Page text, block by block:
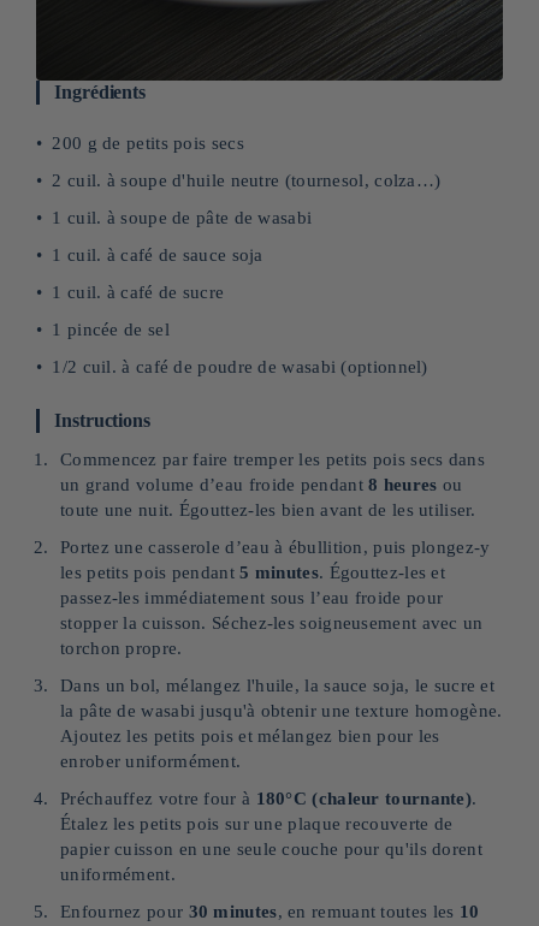
Ingrédients
200 g de petits pois secs
2 cuil. à soupe d'huile neutre (tournesol, colza…)
1 cuil. à soupe de pâte de wasabi
1 cuil. à café de sauce soja
1 cuil. à café de sucre
1 pincée de sel
1/2 cuil. à café de poudre de wasabi (optionnel)
Instructions
Commencez par faire tremper les petits pois secs dans
un grand volume d’eau froide pendant8 heures ou
toute une nuit. Égouttez-les bien avant de les utiliser.
Portez une casserole d’eau à ébullition, puis plongez-y
les petits pois pendant5 minutes. Égouttez-les et
passez-les immédiatement sous l’eau froide pour
stopper la cuisson. Séchez-les soigneusement avec un
torchon propre.
Dans un bol, mélangez l'huile, la sauce soja, le sucre et
la pâte de wasabi jusqu'à obtenir une texture homogène.
Ajoutez les petits pois et mélangez bien pour les
enrober uniformément.
Préchauffez votre four à 180°C (chaleur tournante).
Étalez les petits pois sur une plaque recouverte de
papier cuisson en une seule couche pour qu'ils dorent
uniformément.
Enfournez pour 30 minutes, en remuant toutes les 10